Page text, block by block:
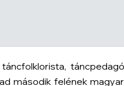
második felének